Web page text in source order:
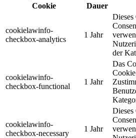
Cookie
Dauer
cookielawinfo-
checkbox-analytics
1 Jahr
der
cookielawinfo-
checkbox-functional
1 Jahr
Das
cookielawinfo-
checkbox-necessary
1 Jahr